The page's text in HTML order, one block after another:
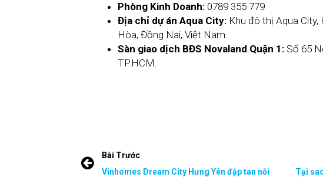
Phòng Kinh Doanh: 0789 355 779
Địa chỉ dự án Aqua City: Khu đô thị Aqua City,
Hòa, Đồng Nai, Việt Nam.
Sàn giao dịch BĐS Novaland Quận 1: Số 65
TP.HCM.
Bài Trước
Vinhomes Dream City Hưng Yên đập tan nỗi
Tại